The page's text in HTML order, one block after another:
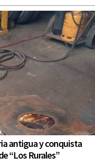
antigua y conquista
“Los Rurales”